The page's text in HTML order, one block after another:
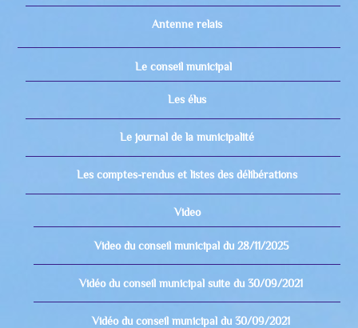
Antenne relais
Le conseil municipal
Les élus
Le journal de la municipalité
Les comptes-rendus et listes des délibérations
Video
Video du conseil municipal du 28/11/2025
Vidéo du conseil municipal suite du 30/09/2021
Vidéo du conseil municipal du 30/09/2021